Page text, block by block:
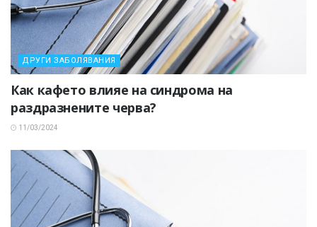
ДРУГИ ЗАБОЛЯВАНИЯ
Как кафето влияе на синдрома на
раздразнените черва?
11/03/2024